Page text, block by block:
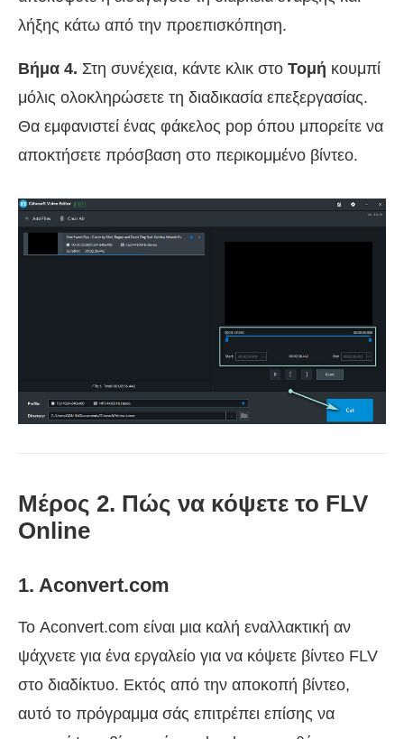
λήξης κάτω από την προεπισκόπηση.
Βήμα 4. Στη συνέχεια, κάντε κλικ στο Τομή κουμπί
μόλις ολοκληρώσετε τη διαδικασία επεξεργασίας.
Θα εμφανιστεί ένας φάκελος pop όπου μπορείτε να
αποκτήσετε πρόσβαση στο περικομμένο βίντεο.
Μέρος 2. Πώς να κόψετε το FLV
Online
1. Aconvert.com
Το Aconvert.com είναι μια καλή εναλλακτική αν
ψάχνετε για ένα εργαλείο για να κόψετε βίντεο FLV
στο διαδίκτυο. Εκτός από την αποκοπή βίντεο,
αυτό το πρόγραμμα σάς επιτρέπει επίσης να